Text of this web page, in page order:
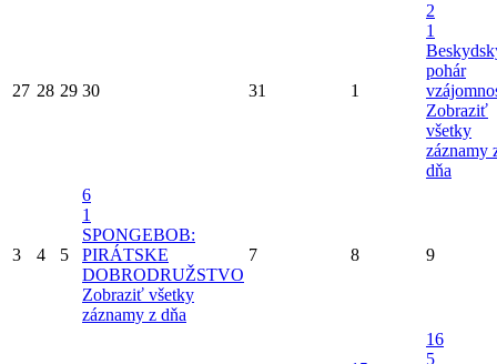
27 28 29 30 31 1
2
1
pohár
Zobraziť
všetky
záznamy
dňa
3 4 5
6
1
SPONGEBOB:
PIRÁTSKE
DOBRODRUŽSTVO
Zobraziť všetky
záznamy z dňa
7 8 9
16
5